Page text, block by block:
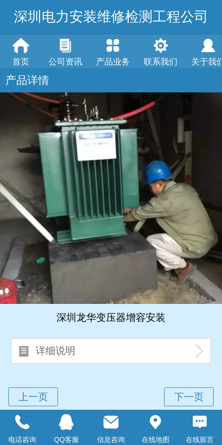
深圳电力安装维修检测工程公司
首页 公司资讯 产品业务 联系我们 关于我
产品详情
深圳龙华变压器增容安装
详细说明
深圳变压器厂家 深圳变压器安装
维修保养,
电话咨询 QQ客服 信息咨询 在线地图 在线留言